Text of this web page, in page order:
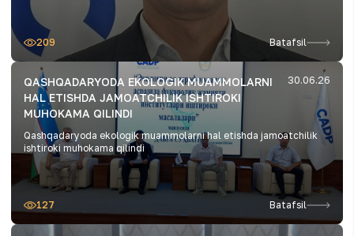
209 Batafsil
QASHQADARYODA EKOLOGIK MUAMMOLARNI
HAL ETISHDA JAMOATCHILIK ISHTIROKI
MUHOKAMA QILINDI
30.06.26
Qashqadaryoda ekologik muammolarni hal etishda jamoatchilik
ishtiroki muhokama qilindi
127 Batafsil